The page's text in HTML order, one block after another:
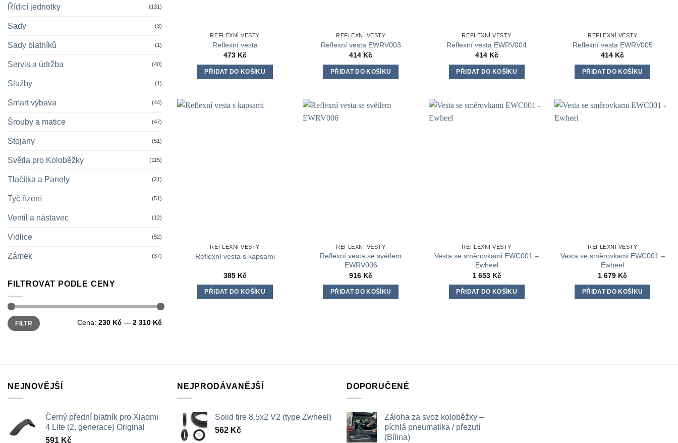
Řídicí jednotky (131)
Sady (3)
Sady blatníků (1)
Servis a údržba (40)
Služby (1)
Smart výbava (44)
Šrouby a matice (47)
Stojany (51)
Světla pro Koloběžky (115)
Tlačítka a Panely (21)
Tyč řízení (51)
Ventil a nástavec (12)
Vidlice (52)
Zámek (37)
FILTROVAT PODLE CENY
Minimální
cena
Maximální
cenaFILTR Cena: 230 Kč — 2 310 Kč
REFLEXNÍ VESTY
Reflexní vesta
473 Kč
PŘIDAT DO KOŠÍKU
REFLEXNÍ VESTY
Reflexní vesta EWRV003
414 Kč
PŘIDAT DO KOŠÍKU
REFLEXNÍ VESTY
Reflexní vesta EWRV004
414 Kč
PŘIDAT DO KOŠÍKU
REFLEXNÍ VESTY
Reflexní vesta EWRV005
414 Kč
PŘIDAT DO KOŠÍKU
REFLEXNÍ VESTY
Reflexní vesta s kapsami
385 Kč
PŘIDAT DO KOŠÍKU
REFLEXNÍ VESTY
Reflexní vesta se světlem
EWRV006
916 Kč
PŘIDAT DO KOŠÍKU
REFLEXNÍ VESTY
Vesta se směrovkami EWC001 –
Ewheel
1 653 Kč
PŘIDAT DO KOŠÍKU
REFLEXNÍ VESTY
Vesta se směrovkami EWC001 –
Ewheel
1 679 Kč
PŘIDAT DO KOŠÍKU
NEJNOVĚJŠÍ
Černý přední blatník pro Xiaomi
4 Lite (2. generace) Original
591 Kč
NEJPRODÁVANĚJŠÍ
Solid tire 8.5x2 V2 (type Zwheel)
562 Kč
DOPORUČENÉ
Záloha za svoz koloběžky –
píchlá pneumatika / přezutí
(Bílina)